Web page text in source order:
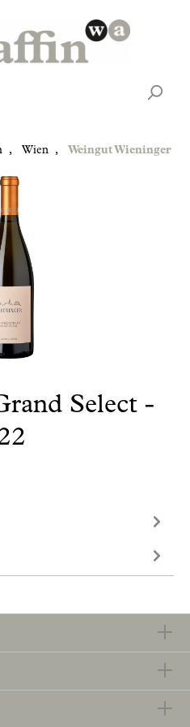
, Wien , Weingut Wieninger
Select -